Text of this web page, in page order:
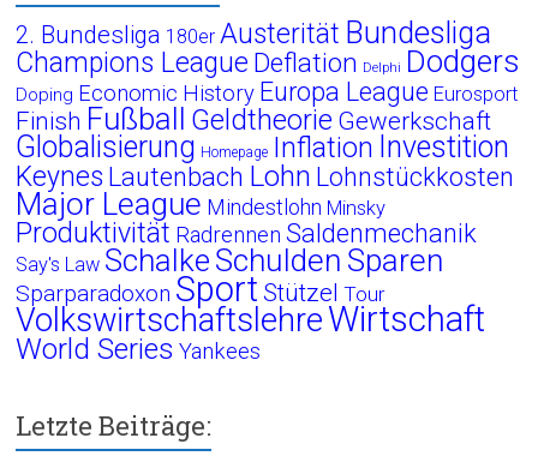
2. Bundesliga 180er Austerität Bundesliga
Champions League Deflation Delphi Dodgers
Doping Economic History Europa League Eurosport
Finish Fußball Geldtheorie Gewerkschaft
Globalisierung Homepage Inflation Investition
Keynes Lautenbach Lohn Lohnstückkosten
Major League Mindestlohn Minsky
Produktivität Radrennen Saldenmechanik
Say's Law Schalke Schulden Sparen
Sparparadoxon Sport Stützel Tour
VolkswirtschaftslehreWirtschaft
World Series Yankees
Letzte Beiträge: